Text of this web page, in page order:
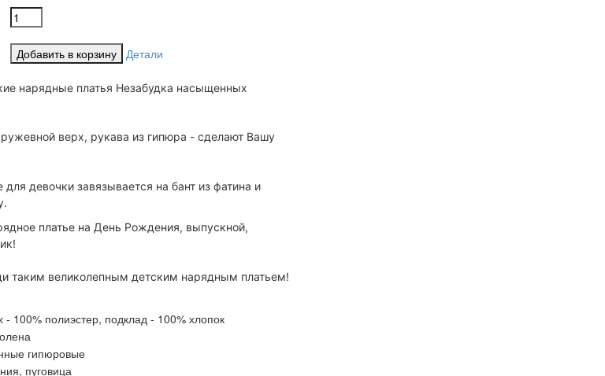
Детали
нарядные платья Незабудка насыщенных
верх, рукава из гипюра - сделают Вашу
для девочки завязывается на бант из фатина и
платье на День Рождения, выпускной,
таким великолепным детским нарядным платьем!
- 100% полиэстер, подклад - 100% хлопок
гипюровые
пуговица